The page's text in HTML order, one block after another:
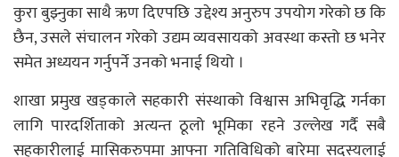
कुरा बुझ्नुका साथै ऋण दिएपछि उद्देश्य अनुरुप उपयोग गरेको छ कि
छैन, उसले संचालन गरेको उद्यम व्यवसायको अवस्था कस्तो छ भनेर
समेत अध्ययन गर्नुपर्ने उनको भनाई थियो ।
शाखा प्रमुख खड्काले सहकारी संस्थाको विश्वास अभिवृद्धि गर्नका
लागि पारदर्शिताको अत्यन्त ठूलो भूमिका रहने उल्लेख गर्दै सबै
सहकारीलाई मासिकरुपमा आफ्ना गतिविधिको बारेमा सदस्यलाई